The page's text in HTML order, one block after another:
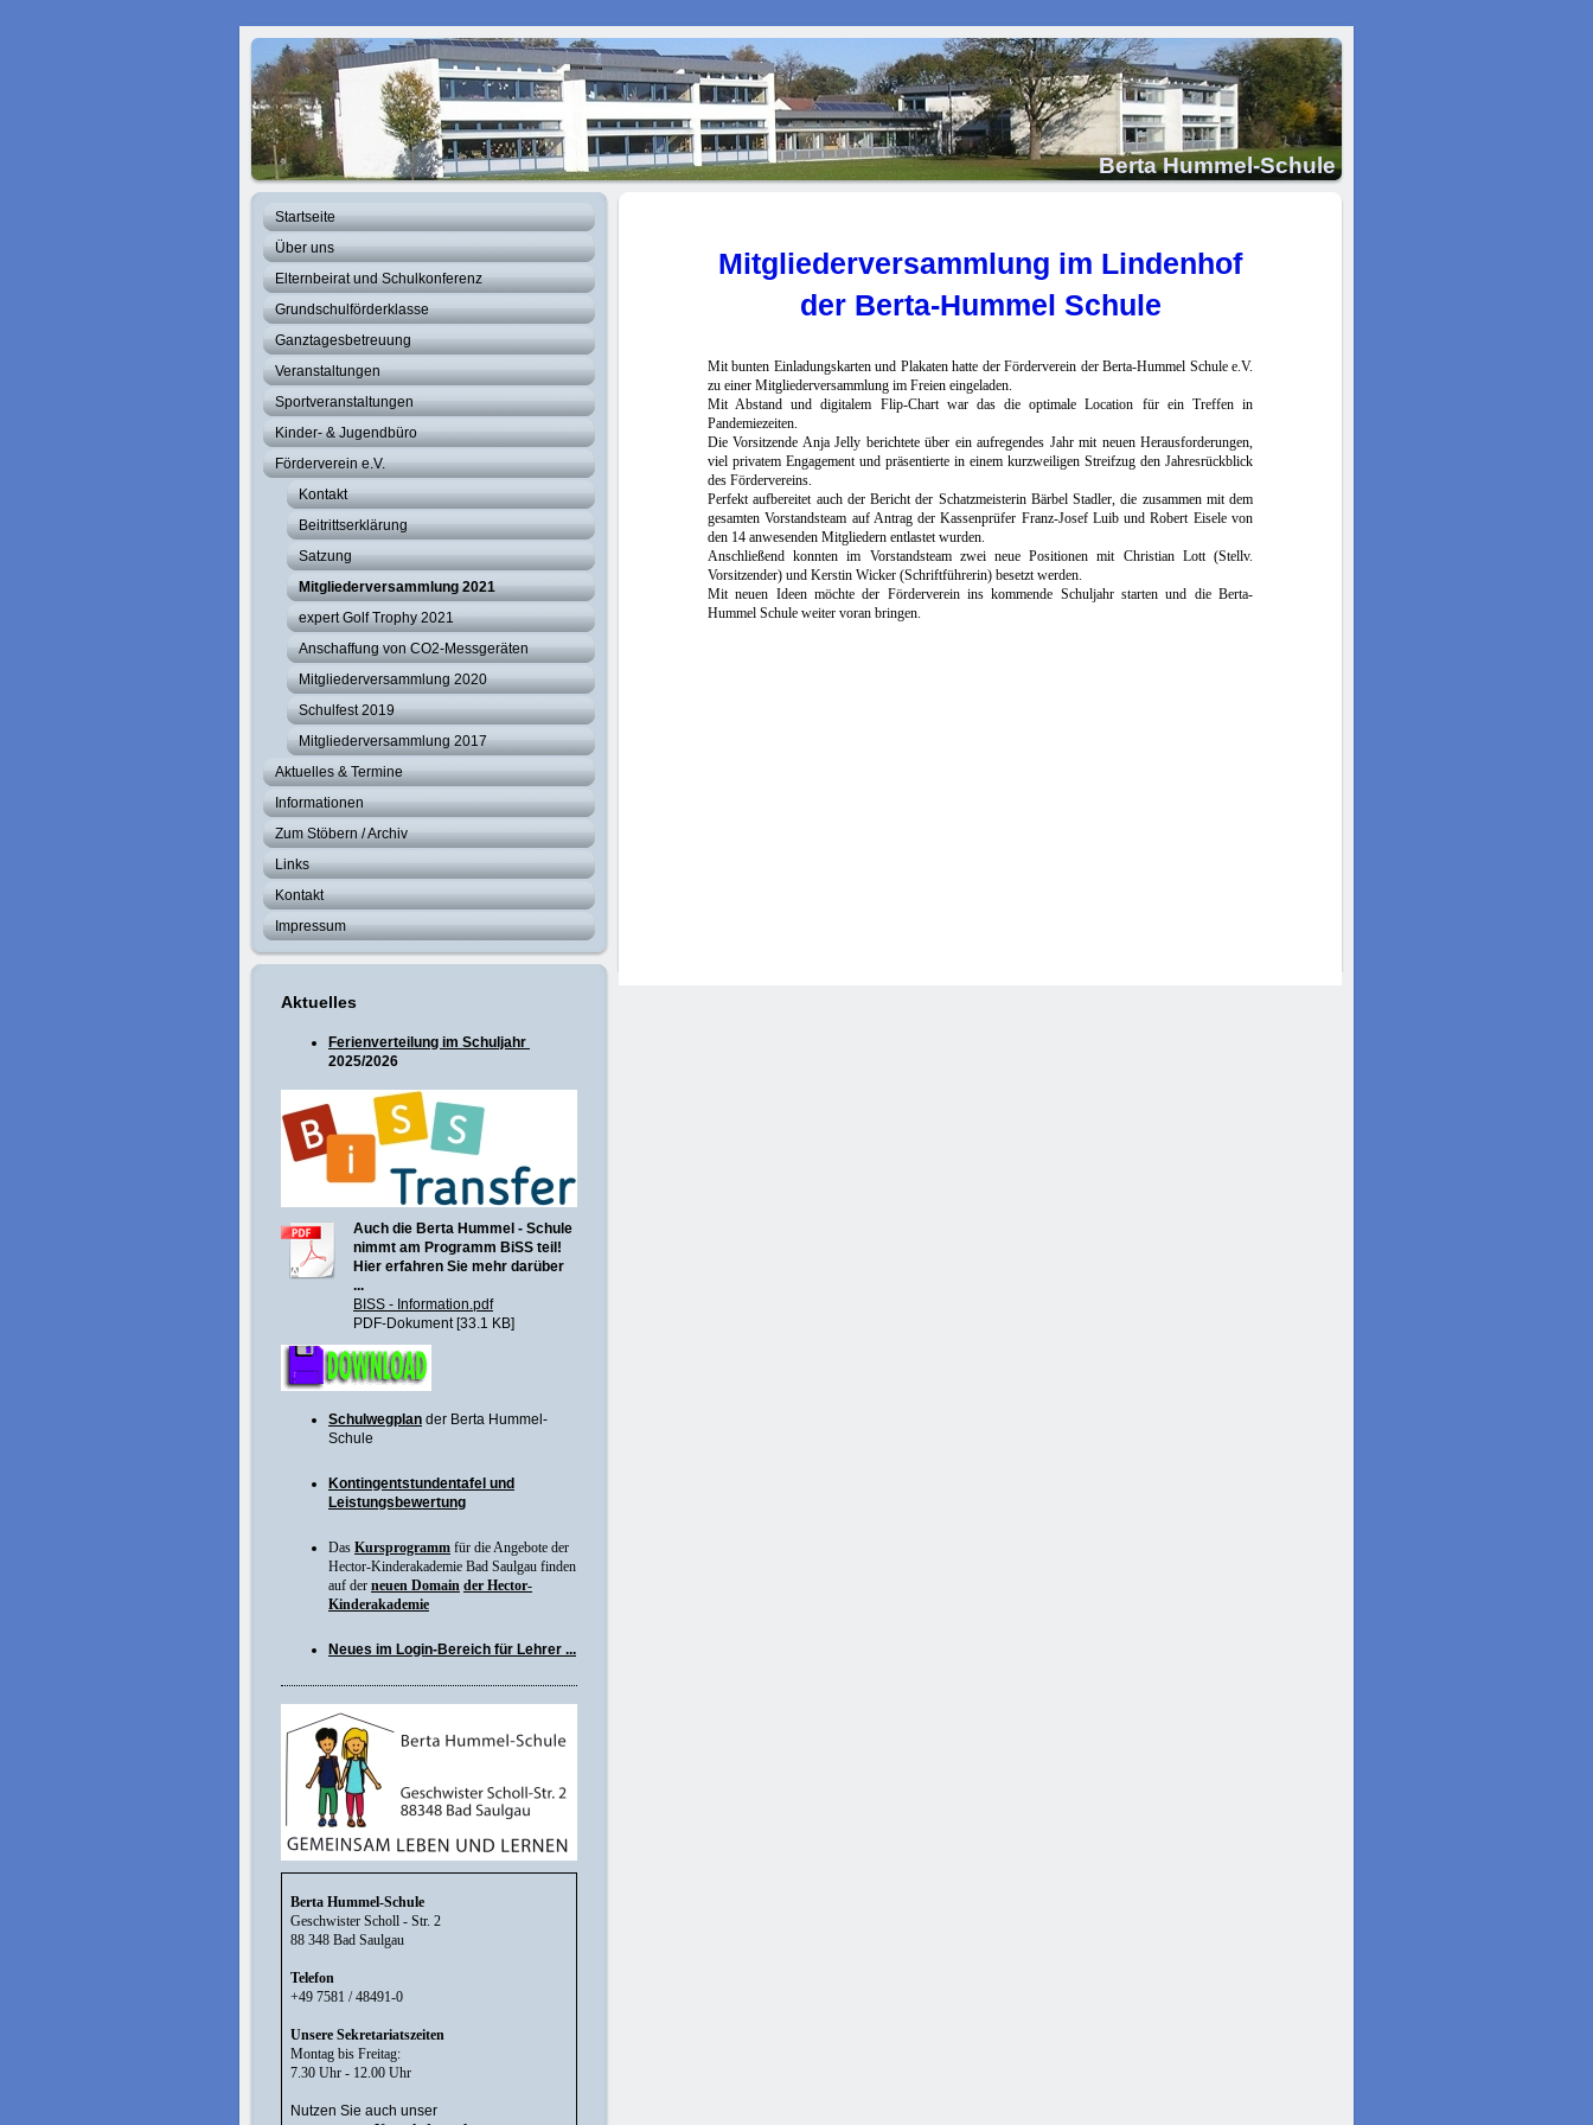
Berta Hummel-Schule
Startseite
Über uns
Elternbeirat und Schulkonferenz
Grundschulförderklasse
Ganztagesbetreuung
Veranstaltungen
Sportveranstaltungen
Kinder- & Jugendbüro
Förderverein e.V.
Kontakt
Beitrittserklärung
Satzung
Mitgliederversammlung 2021
expert Golf Trophy 2021
Anschaffung von CO2-Messgeräten
Mitgliederversammlung 2020
Schulfest 2019
Mitgliederversammlung 2017
Aktuelles & Termine
Informationen
Zum Stöbern / Archiv
Links
Kontakt
Impressum
Aktuelles
Ferienverteilung im Schuljahr
2025/2026
Auch die Berta Hummel - Schule
nimmt am Programm BiSS teil!
Hier erfahren Sie mehr darüber
...
BISS - Information.pdf
PDF-Dokument [33.1 KB]
Schulwegplan der Berta Hummel-
Schule
Kontingentstundentafel und
Leistungsbewertung
Das Kursprogramm für die Angebote der
Hector-Kinderakademie Bad Saulgau finden
auf der neuen Domain der Hector-
Kinderakademie
Neues im Login-Bereich für Lehrer ...
Berta Hummel-Schule
Geschwister Scholl - Str. 2
88 348 Bad Saulgau
Telefon
+49 7581 / 48491-0
Unsere Sekretariatszeiten
Montag bis Freitag:
7.30 Uhr - 12.00 Uhr
Nutzen Sie auch unser
Mitgliederversammlung im Lindenhof
der Berta-Hummel Schule
Mit bunten Einladungskarten und Plakaten hatte der Förderverein der Berta-Hummel Schule e.V.
zu einer Mitgliederversammlung im Freien eingeladen.
Mit Abstand und digitalem Flip-Chart war das die optimale Location für ein Treffen in
Pandemiezeiten.
Die Vorsitzende Anja Jelly berichtete über ein aufregendes Jahr mit neuen Herausforderungen,
viel privatem Engagement und präsentierte in einem kurzweiligen Streifzug den Jahresrückblick
des Fördervereins.
Perfekt aufbereitet auch der Bericht der Schatzmeisterin Bärbel Stadler, die zusammen mit dem
gesamten Vorstandsteam auf Antrag der Kassenprüfer Franz-Josef Luib und Robert Eisele von
den 14 anwesenden Mitgliedern entlastet wurden.
Anschließend konnten im Vorstandsteam zwei neue Positionen mit Christian Lott (Stellv.
Vorsitzender) und Kerstin Wicker (Schriftführerin) besetzt werden.
Mit neuen Ideen möchte der Förderverein ins kommende Schuljahr starten und die Berta-
Hummel Schule weiter voran bringen.